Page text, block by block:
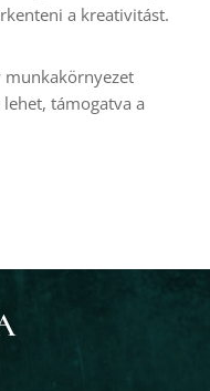
a kreativitást.
támogatva a